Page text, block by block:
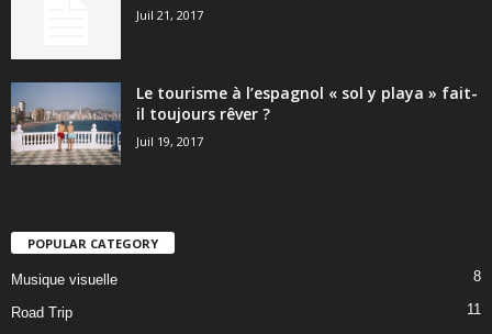
Juil 21, 2017
Le tourisme à l’espagnol « sol y playa » fait-
il toujours rêver ?
Juil 19, 2017
POPULAR CATEGORY
Musique visuelle 8
Road Trip
11